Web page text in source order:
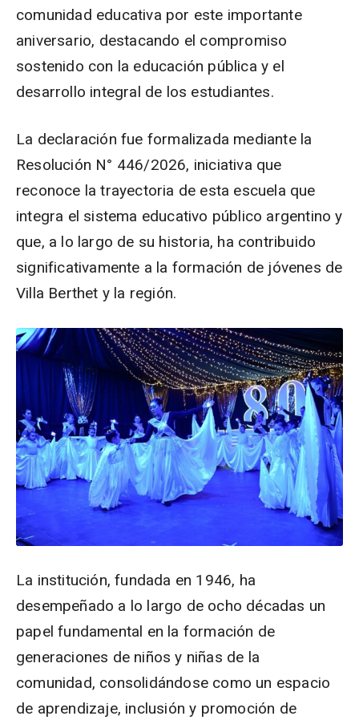
comunidad educativa por este importante
aniversario, destacando el compromiso
sostenido con la educación pública y el
desarrollo integral de los estudiantes.
La declaración fue formalizada mediante la
Resolución N° 446/2026, iniciativa que
reconoce la trayectoria de esta escuela que
integra el sistema educativo público argentino y
que, a lo largo de su historia, ha contribuido
significativamente a la formación de jóvenes de
Villa Berthet y la región.
La institución, fundada en 1946, ha
desempeñado a lo largo de ocho décadas un
papel fundamental en la formación de
generaciones de niños y niñas de la
comunidad, consolidándose como un espacio
de aprendizaje, inclusión y promoción de